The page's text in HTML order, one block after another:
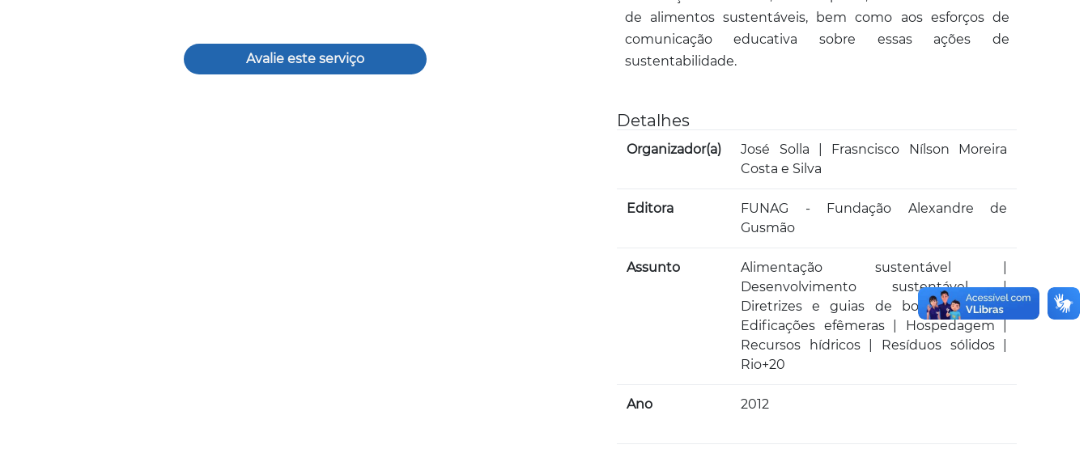
Avalie este serviço
de alimentos sustentáveis, bem como aos esforços de
comunicação educativa sobre essas ações de
sustentabilidade.
Detalhes
Organizador(a)
José Solla | Frasncisco Nílson Moreira
Costa e Silva
Editora
FUNAG - Fundação Alexandre de
Gusmão
Assunto
Alimentação sustentável |
Desenvolvimento sustentável |
Diretrizes e guias de boas práticas |
Edificações efêmeras | Hospedagem |
Recursos hídricos | Resíduos sólidos |
Rio+20
Ano 2012